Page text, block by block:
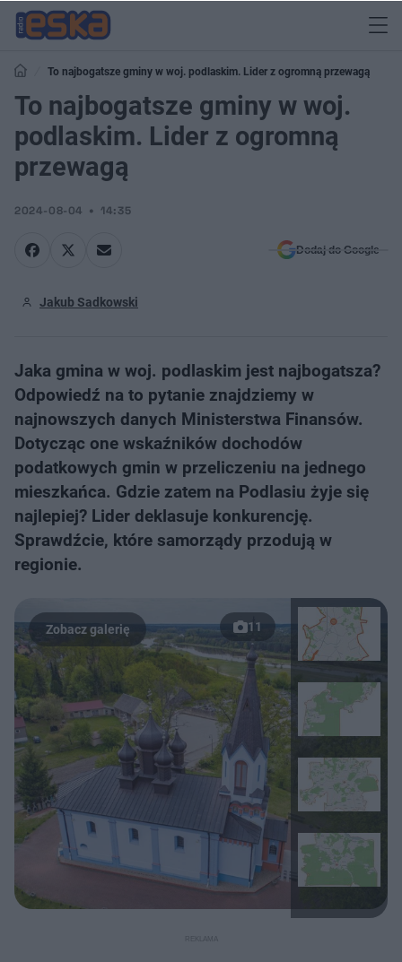
To najbogatsze gminy w woj. podlaskim. Lider z ogromną przewagą
To najbogatsze gminy w woj.
podlaskim. Lider z ogromną
przewagą
2024-08-04 14:35
Dodaj do Google
Jakub Sadkowski
Jaka gmina w woj. podlaskim jest najbogatsza?
Odpowiedź na to pytanie znajdziemy w
najnowszych danych Ministerstwa Finansów.
Dotycząc one wskaźników dochodów
podatkowych gmin w przeliczeniu na jednego
mieszkańca. Gdzie zatem na Podlasiu żyje się
najlepiej? Lider deklasuje konkurencję.
Sprawdźcie, które samorządy przodują w
regionie.
11